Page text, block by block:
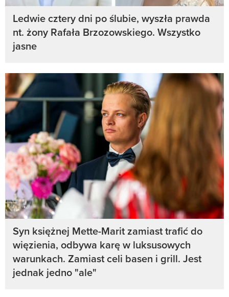
Ledwie cztery dni po ślubie, wyszła prawda
nt. żony Rafała Brzozowskiego. Wszystko
jasne
Syn księżnej Mette-Marit zamiast trafić do
więzienia, odbywa karę w luksusowych
warunkach. Zamiast celi basen i grill. Jest
jednak jedno "ale"